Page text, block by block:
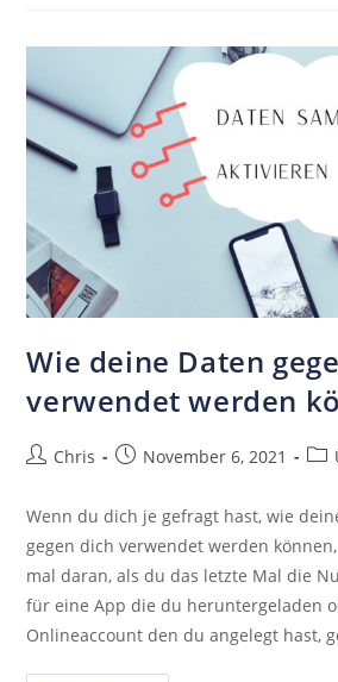
Wie deine Daten
verwendet werden
Chris November 6, 2021
Wenn du dich je gefragt hast, wie
gegen dich verwendet werden
mal daran, als du das letzte Mal die
für eine App die du heruntergeladen
Onlineaccount den du angelegt hast,